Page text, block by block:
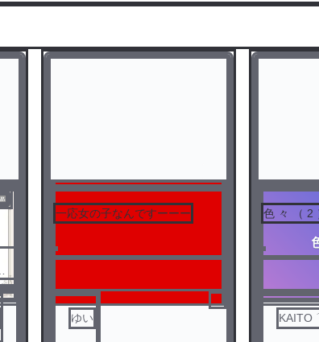
一応女の子なんですーーー
ゆい
色 々 （ 2
KAITO